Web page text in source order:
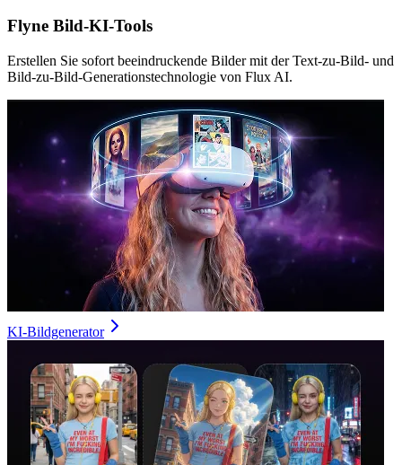
Flyne Bild-KI-Tools
Erstellen Sie sofort beeindruckende Bilder mit der Text-zu-Bild- und
Bild-zu-Bild-Generationstechnologie von Flux AI.
KI-Bildgenerator